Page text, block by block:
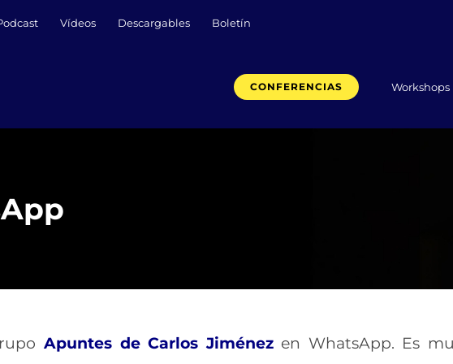
Vídeos Descargables Boletín
CONFERENCIAS Workshops
Apuntes de Carlos Jiménezen WhatsApp. Es